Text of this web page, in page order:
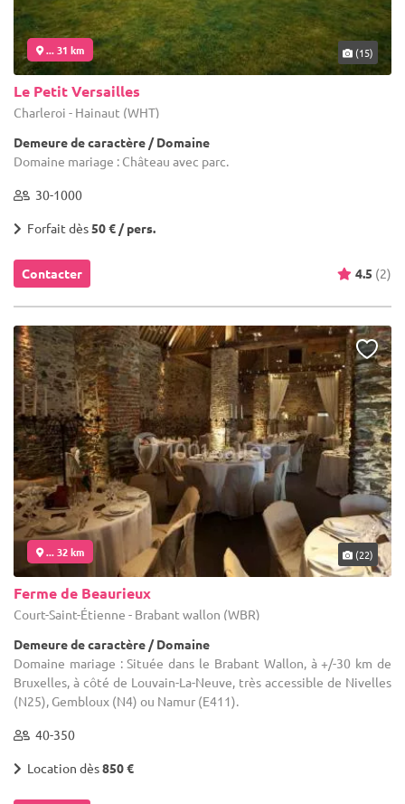
... 31 km (15)
Le Petit Versailles
Charleroi - Hainaut (WHT)
Demeure de caractère / Domaine
Domaine mariage : Château avec parc.
30-1000
Forfait dès50 € / pers.
Contacter 4.5 (2)
... 32 km (22)
Ferme de Beaurieux
Court-Saint-Étienne - Brabant wallon (WBR)
Demeure de caractère / Domaine
Domaine mariage : Située dans le Brabant Wallon, à +/-30 km de
Bruxelles, à côté de Louvain-La-Neuve, très accessible de Nivelles
(N25), Gembloux (N4) ou Namur (E411).
40-350
Location dès850 €